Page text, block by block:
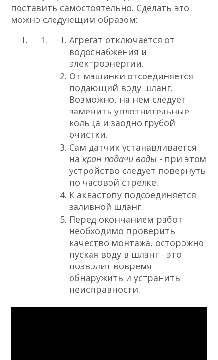
поставить самостоятельно. Сделать это
можно следующим образом:
Агрегат отключается от
водоснабжения и
электроэнергии.
От машинки отсоединяется
подающий воду шланг.
Возможно, на нем следует
заменить уплотнительные
кольца и заодно грубой
очистки.
Сам датчик устанавливается
накран подачи воды - при этом
устройство следует повернуть
по часовой стрелке.
К аквастопу подсоединяется
заливной шланг.
Перед окончанием работ
необходимо проверить
качество монтажа, осторожно
пуская воду в шланг - это
позволит вовремя
обнаружить и устранить
неисправности.